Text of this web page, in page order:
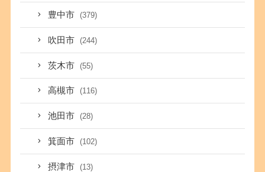
豊中市 (379)
吹田市 (244)
茨木市 (55)
高槻市 (116)
池田市 (28)
箕面市 (102)
摂津市 (13)